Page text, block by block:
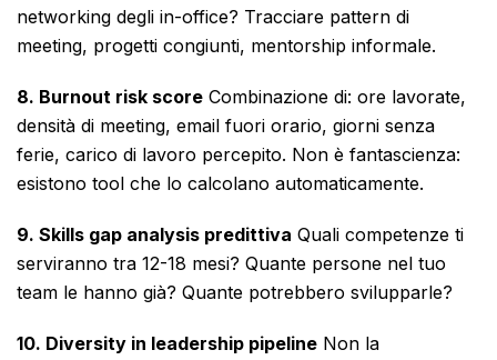
networking degli in-office? Tracciare pattern di
meeting, progetti congiunti, mentorship informale.
8. Burnout risk score Combinazione di: ore lavorate,
densità di meeting, email fuori orario, giorni senza
ferie, carico di lavoro percepito. Non è fantascienza:
esistono tool che lo calcolano automaticamente.
9. Skills gap analysis predittiva Quali competenze ti
serviranno tra 12-18 mesi? Quante persone nel tuo
team le hanno già? Quante potrebbero svilupparle?
10. Diversity in leadership pipeline Non la